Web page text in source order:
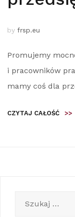
by frsp.eu
Promujemy
i pracowników
mamy coś dla
CZYTAJ CAŁOŚĆ >>